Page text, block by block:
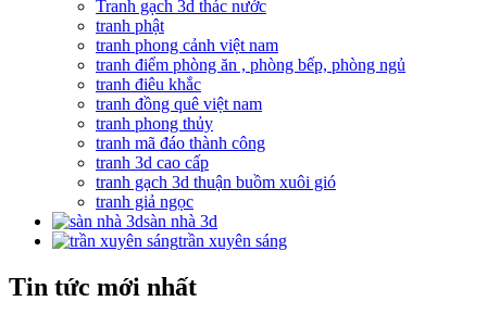
Tranh gạch 3d thác nước
tranh phật
tranh phong cảnh việt nam
tranh điểm phòng ăn , phòng bếp, phòng ngủ
tranh điêu khắc
tranh đồng quê việt nam
tranh phong thủy
tranh mã đáo thành công
tranh 3d cao cấp
tranh gạch 3d thuận buồm xuôi gió
tranh giả ngọc
sàn nhà 3d
trần xuyên sáng
Tin tức mới nhất